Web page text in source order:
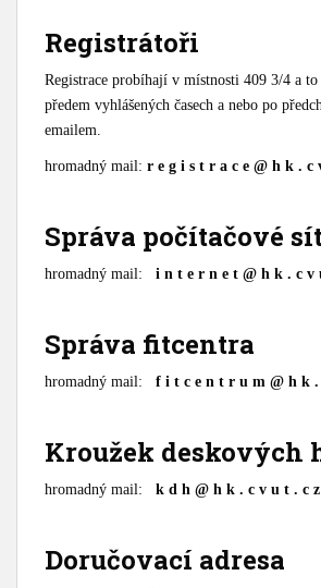
Registrátoři
Registrace probíhají v místnosti 409 3/4 a
předem vyhlášených časech a nebo po
emailem.
hromadný mail: r e g i s t r a c e @ h k . c
Správa počítačové
hromadný mail: i n t e r n e t @ h k . c v
Správa fitcentra
hromadný mail: f i t c e n t r u m @ h k .
Kroužek deskových
hromadný mail: k d h @ h k . c v u t . c z
Doručovací adresa